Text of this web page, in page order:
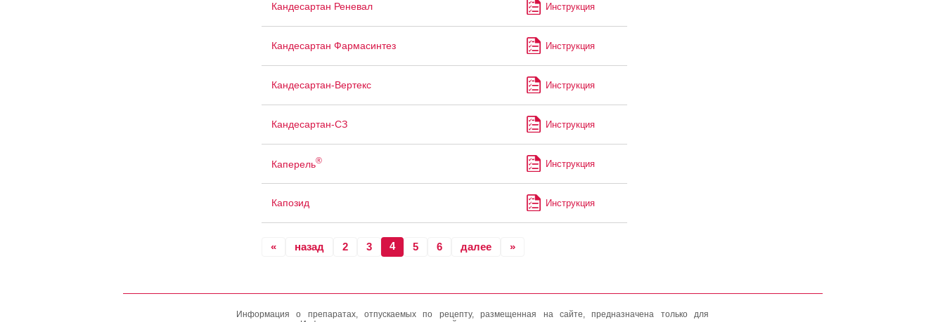
Кандесартан Реневал Инструкция
Кандесартан Фармасинтез Инструкция
Кандесартан-Вертекс Инструкция
Кандесартан-СЗ Инструкция
Каперель® Инструкция
Капозид Инструкция
« назад 2 3 4 5 6 далее »
Информация о препаратах, отпускаемых по рецепту, размещенная на сайте, предназначена только для